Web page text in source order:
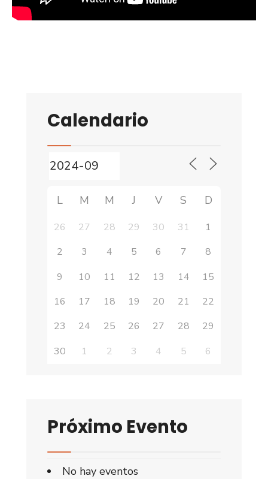
Calendario
L M M J V S D
26 27 28 29 30 31
1
2
3 4 5 6 7
8
9
10 11 12 13 14
15
16
17 18 19 20 21
22
23
24 25 26 27 28
29
30
1 2 3 4 5 6
Próximo Evento
No hay eventos